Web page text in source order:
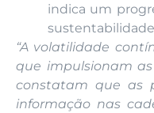
indica um
“A volatilidade
que impulsionam
constatam que as
informação nas